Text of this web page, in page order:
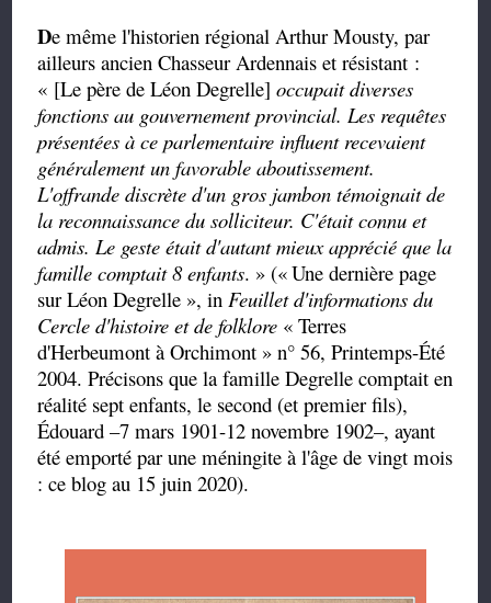
De même l'historien régional Arthur Mousty, par
ailleurs ancien Chasseur Ardennais et résistant :
« [Le père de Léon Degrelle]occupait diverses
fonctions au gouvernement provincial. Les requêtes
présentées à ce parlementaire influent recevaient
généralement un favorable aboutissement.
L'offrande discrète d'un gros jambon témoignait de
la reconnaissance du solliciteur. C'était connu et
admis. Le geste était d'autant mieux apprécié que la
famille comptait 8 enfants. » («Une dernière page
sur Léon Degrelle », in Feuillet d'informations du
Cercle d'histoire et de folklore « Terres
d'Herbeumont à Orchimont » n° 56, Printemps-Été
2004. Précisons que la famille Degrelle comptait en
réalité sept enfants, le second (et premier fils),
Édouard –7 mars 1901-12 novembre 1902–, ayant
été emporté par une méningite à l'âge de vingt mois
: ce blog au 15 juin 2020).